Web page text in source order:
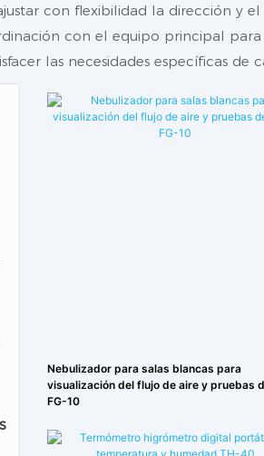
con flexibilidad la dirección y
con el equipo principal
las necesidades específicas de
Nebulizador para salas blancas para
visualización del flujo de aire y pruebas
FG-10